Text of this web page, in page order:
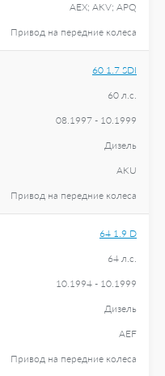
AEX; AKV; APQ
Привод на передние колеса
60 1.7 SDI
60 л.с.
08.1997 - 10.1999
Дизель
AKU
Привод на передние колеса
64 1.9 D
64 л.с.
10.1994 - 10.1999
Дизель
AEF
Привод на передние колеса